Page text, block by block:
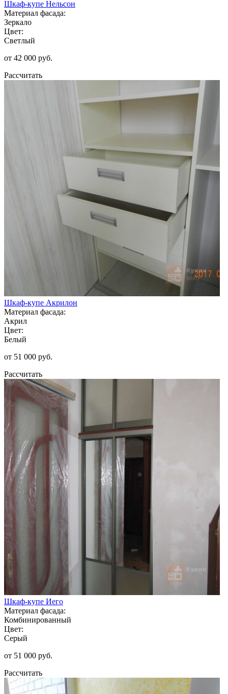
Шкаф-купе Нельсон
Материал фасада:
Зеркало
Цвет:
Светлый
от 42 000 руб.
Рассчитать
Шкаф-купе Акрилон
Материал фасада:
Акрил
Цвет:
Белый
от 51 000 руб.
Рассчитать
Шкаф-купе Иего
Материал фасада:
Комбинированный
Цвет:
Серый
от 51 000 руб.
Рассчитать